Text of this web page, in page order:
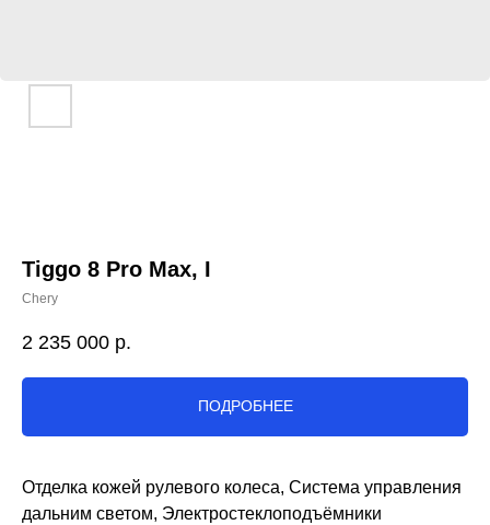
Tiggo 8 Pro Max, I
Chery
2 235 000 р.
ПОДРОБНЕЕ
Отделка кожей рулевого колеса, Система управления
дальним светом, Электростеклоподъёмники